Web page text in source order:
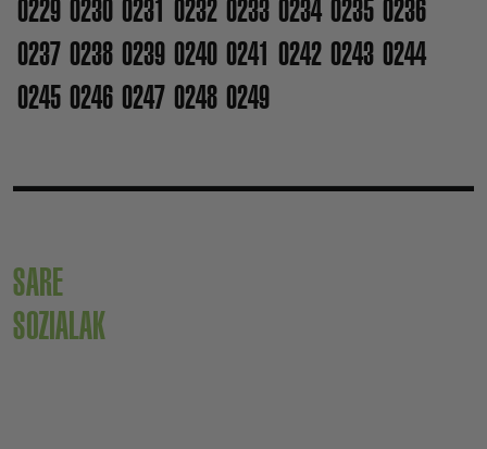
0229 0230 0231 0232 0233 0234 0235 0236
0237 0238 0239 0240 0241 0242 0243 0244
0245 0246 0247 0248 0249
SARE
SOZIALAK